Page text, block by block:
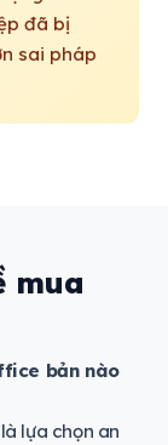
đã bị
sai pháp
mua
bản nào
lựa chọn an